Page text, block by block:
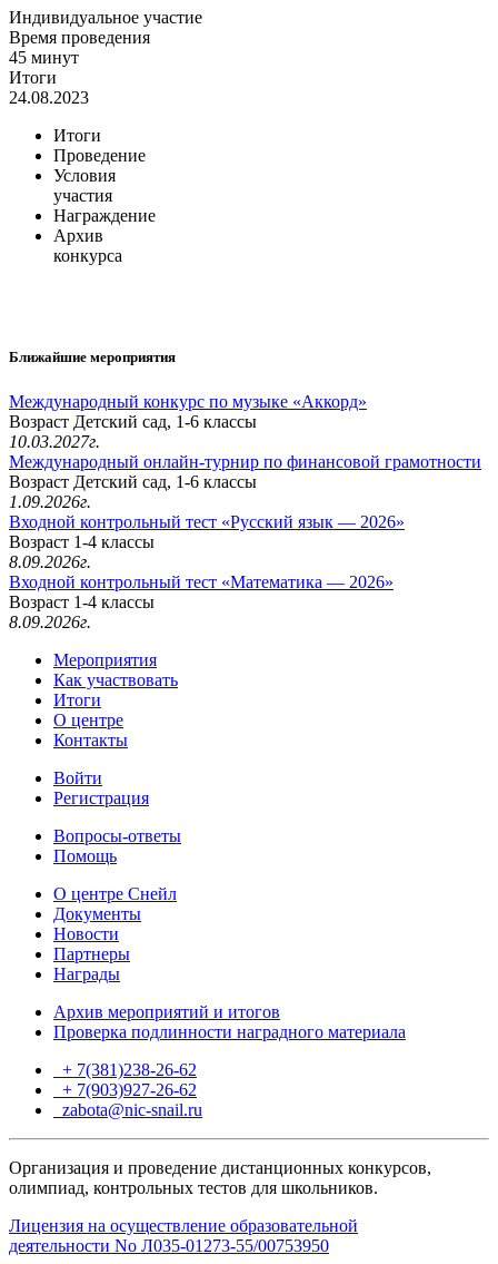
Индивидуальное участие
Время проведения
45 минут
Итоги
24.08.2023
Итоги
Проведение
Условия
участия
Награждение
Архив
конкурса
Ближайшие мероприятия
Международный конкурс по музыке «Аккорд»
Возраст Детский сад, 1-6 классы
10.03.2027г.
Международный онлайн-турнир по финансовой грамотности
Возраст Детский сад, 1-6 классы
1.09.2026г.
Входной контрольный тест «Русский язык — 2026»
Возраст 1-4 классы
8.09.2026г.
Входной контрольный тест «Математика — 2026»
Возраст 1-4 классы
8.09.2026г.
Мероприятия
Как участвовать
Итоги
О центре
Контакты
Войти
Регистрация
Вопросы-ответы
Помощь
О центре Снейл
Документы
Новости
Партнеры
Награды
Архив мероприятий и итогов
Проверка подлинности наградного материала
+ 7(381)238-26-62
+ 7(903)927-26-62
zabota@nic-snail.ru
Организация и проведение дистанционных конкурсов,
олимпиад, контрольных тестов для школьников.
Лицензия на осуществление образовательной
деятельности No Л035-01273-55/00753950